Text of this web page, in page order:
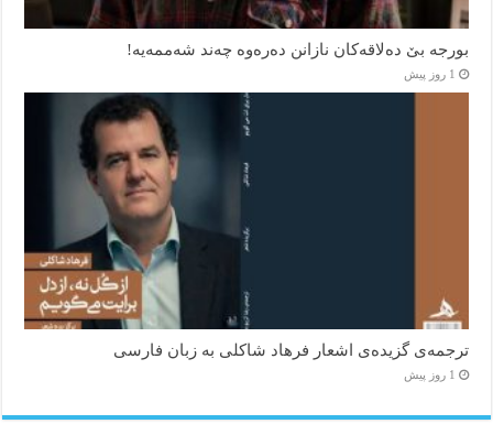
بورجە بێ دەلاقەکان نازانن دەرەوە چەند شەممەیە!
1 روز پیش
ترجمه‌ی گزیده‌‌ی اشعار فرهاد شاکلی به زبان فارسی
1 روز پیش